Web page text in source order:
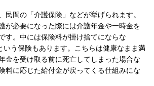
民間の「介護保険」などが挙げられます。
が必要になった際には介護年金や一時金を
す。中には保険料が掛け捨てにならな
いう保険もあります。こちらは健康なまま満
金を受け取る前に死亡してしまった場合な
料に応じた給付金が戻ってくる仕組みにな